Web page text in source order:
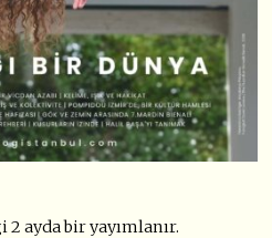
2 ayda bir yayımlanır.